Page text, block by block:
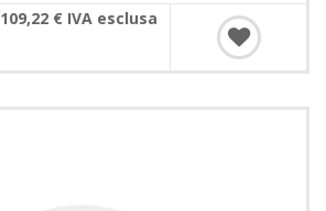
109,22 € IVA esclusa